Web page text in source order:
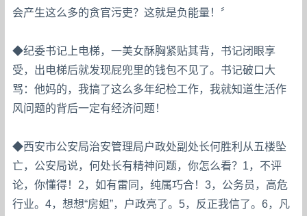
会产生这么多的贪官污吏？这就是负能量！〞
◆纪委书记上电梯，一美女酥胸紧贴其背，书记闭眼享
受，出电梯后就发现屁兜里的钱包不见了。书记破口大
骂：他妈的，我搞了这么多年纪检工作，我就知道生活作
风问题的背后一定有经济问题！
◆西安市公安局治安管理局户政处副处长何胜利从五楼坠
亡，公安局说，何处长有精神问题，你怎么看？1，不评
论，你懂得！2，如有雷同，纯属巧合！3，公务员，高危
行业。4，想想“房姐”，户政亮了。5，反正我信了。6，凡